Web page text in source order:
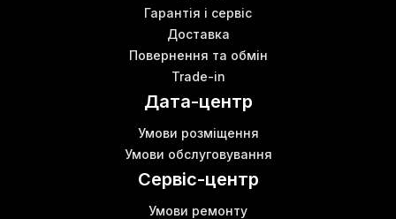
Гарантія і сервіс
Доставка
Повернення та обмін
Trade-in
Дата-центр
Умови розміщення
Умови обслуговування
Сервіс-центр
Умови ремонту